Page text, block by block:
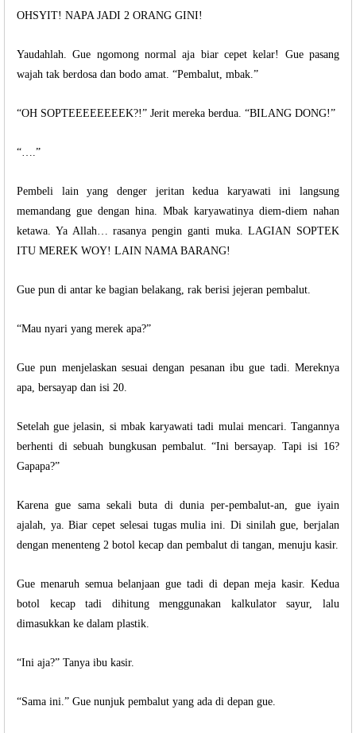
OHSYIT! NAPA JADI 2 ORANG GINI!
Yaudahlah. Gue ngomong normal aja biar cepet kelar! Gue pasang
wajah tak berdosa dan bodo amat. “Pembalut, mbak.”
“OH SOPTEEEEEEEEK?!” Jerit mereka berdua. “BILANG DONG!”
“….”
Pembeli lain yang denger jeritan kedua karyawati ini langsung
memandang gue dengan hina. Mbak karyawatinya diem-diem nahan
ketawa. Ya Allah… rasanya pengin ganti muka. LAGIAN SOPTEK
ITU MEREK WOY! LAIN NAMA BARANG!
Gue pun di antar ke bagian belakang, rak berisi jejeran pembalut.
“Mau nyari yang merek apa?”
Gue pun menjelaskan sesuai dengan pesanan ibu gue tadi. Mereknya
apa, bersayap dan isi 20.
Setelah gue jelasin, si mbak karyawati tadi mulai mencari. Tangannya
berhenti di sebuah bungkusan pembalut. “Ini bersayap. Tapi isi 16?
Gapapa?”
Karena gue sama sekali buta di dunia per-pembalut-an, gue iyain
ajalah, ya. Biar cepet selesai tugas mulia ini. Di sinilah gue, berjalan
dengan menenteng 2 botol kecap dan pembalut di tangan, menuju kasir.
Gue menaruh semua belanjaan gue tadi di depan meja kasir. Kedua
botol kecap tadi dihitung menggunakan kalkulator sayur, lalu
dimasukkan ke dalam plastik.
“Ini aja?” Tanya ibu kasir.
“Sama ini.” Gue nunjuk pembalut yang ada di depan gue.